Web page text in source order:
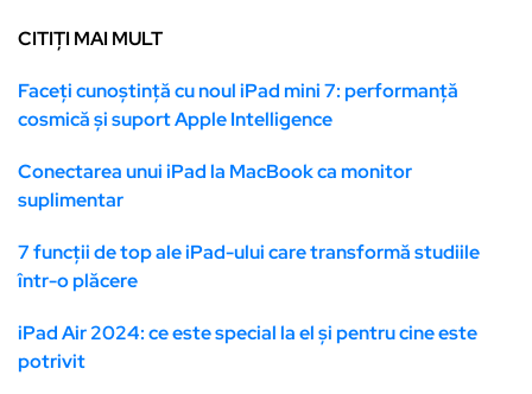
CITIȚI MAI MULT
Faceți cunoștință cu noul iPad mini 7: performanță
cosmică și suport Apple Intelligence
Conectarea unui iPad la MacBook ca monitor
suplimentar
7 funcții de top ale iPad-ului care transformă studiile
într-o plăcere
iPad Air 2024: ce este special la el și pentru cine este
potrivit